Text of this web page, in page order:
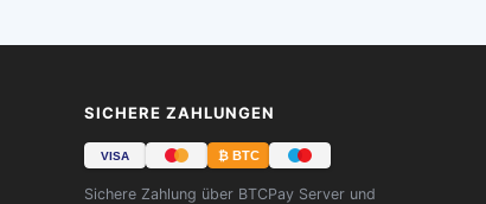
SICHERE ZAHLUNGEN
VISA ₿ BTC
Sichere Zahlung über BTCPay Server und